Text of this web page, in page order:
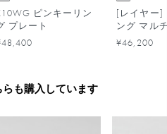
ピンキーリン
プレート
[レイヤー]
ング マル
¥46,200
も購入しています